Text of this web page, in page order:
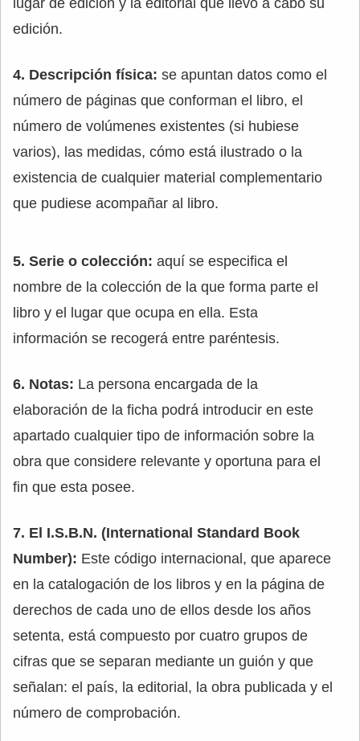
edición.
4. Descripción física: se apuntan datos como el
número de páginas que conforman el libro, el
número de volúmenes existentes (si hubiese
varios), las medidas, cómo está ilustrado o la
existencia de cualquier material complementario
que pudiese acompañar al libro.
5. Serie o colección: aquí se especifica el
nombre de la colección de la que forma parte el
libro y el lugar que ocupa en ella. Esta
información se recogerá entre paréntesis.
6. Notas: La persona encargada de la
elaboración de la ficha podrá introducir en este
apartado cualquier tipo de información sobre la
obra que considere relevante y oportuna para el
fin que esta posee.
7. El I.S.B.N. (International Standard Book
Number): Este código internacional, que aparece
en la catalogación de los libros y en la página de
derechos de cada uno de ellos desde los años
setenta, está compuesto por cuatro grupos de
cifras que se separan mediante un guión y que
señalan: el país, la editorial, la obra publicada y el
número de comprobación.